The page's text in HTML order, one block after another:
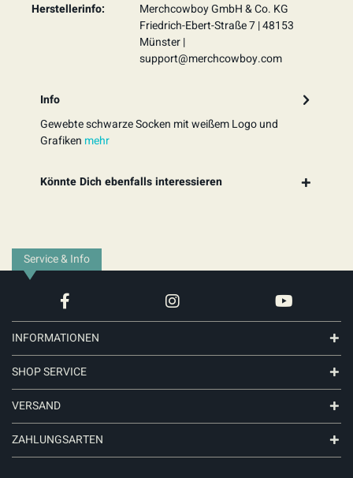
Herstellerinfo:
Merchcowboy GmbH & Co. KG
Friedrich-Ebert-Straße 7 | 48153
Münster |
support@merchcowboy.com
Info
Gewebte schwarze Socken mit weißem Logo und
Grafiken mehr
Könnte Dich ebenfalls interessieren
Service & Info
INFORMATIONEN
SHOP SERVICE
VERSAND
ZAHLUNGSARTEN